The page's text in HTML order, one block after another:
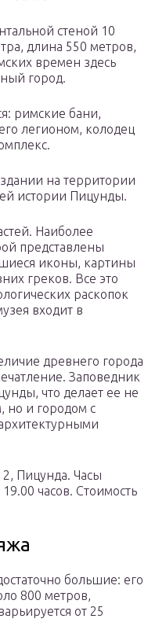
стеной 10
длина 550 метров,
времен здесь
город.
римские бани,
легионом, колодец
на территории
истории Пицунды.
Наиболее
представлены
иконы, картины
греков. Все это
раскопок
входит в
древнего города
Заповедник
что делает ее не
но и городом с
Пицунда. Часы
часов. Стоимость
большие: его
800 метров,
от 25